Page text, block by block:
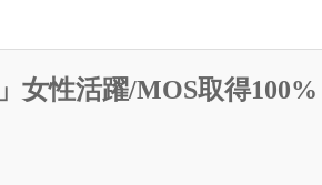
女性活躍/MOS取得100%